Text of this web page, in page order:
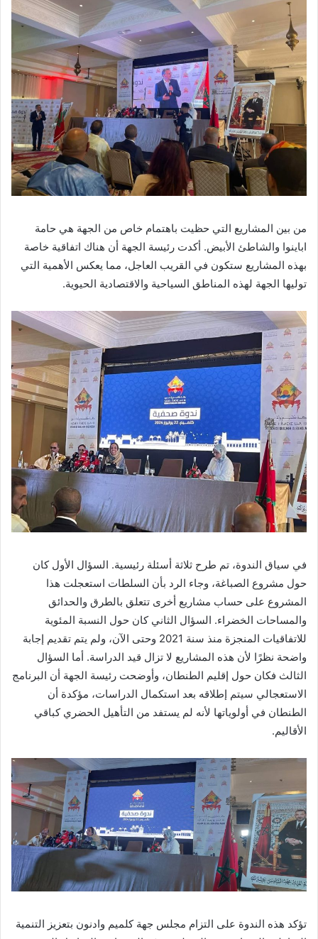
من بين المشاريع التي حظيت باهتمام خاص من الجهة هي حامة
اباينوا والشاطئ الأبيض. أكدت رئيسة الجهة أن هناك اتفاقية خاصة
بهذه المشاريع ستكون في القريب العاجل، مما يعكس الأهمية التي
توليها الجهة لهذه المناطق السياحية والاقتصادية الحيوية.
في سياق الندوة، تم طرح ثلاثة أسئلة رئيسية. السؤال الأول كان
حول مشروع الصباغة، وجاء الرد بأن السلطات استعجلت هذا
المشروع على حساب مشاريع أخرى تتعلق بالطرق والحدائق
والمساحات الخضراء. السؤال الثاني كان حول النسبة المئوية
للاتفاقيات المنجزة منذ سنة 2021 وحتى الآن، ولم يتم تقديم إجابة
واضحة نظرًا لأن هذه المشاريع لا تزال قيد الدراسة. أما السؤال
الثالث فكان حول إقليم الطنطان، وأوضحت رئيسة الجهة أن البرنامج
الاستعجالي سيتم إطلاقه بعد استكمال الدراسات، مؤكدة أن
الطنطان في أولوياتها لأنه لم يستفد من التأهيل الحضري كباقي
الأقاليم.
تؤكد هذه الندوة على التزام مجلس جهة كلميم وادنون بتعزيز التنمية